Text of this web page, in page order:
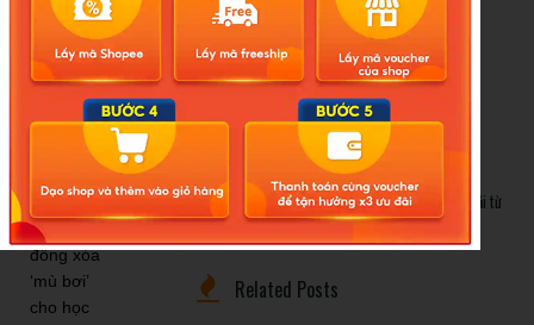
Cảnh báo thủ đoạn lừa đảo kết hôn: Khi sính lễ trở thành ‘cái
bẫy’ tinh vi
Gần 1.200 tỷ đồng xóa ‘mù bơi’ cho học sinh TP.HCM: Lời giải từ
chính sách hỗ trợ trực tiếp
Related Posts